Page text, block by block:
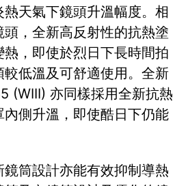
天氣下鏡頭升溫幅度。相
頭，全新高反射性的抗熱塗
熱，即使於烈日下長時間拍
低溫及可舒適使用。全新
(WIII) 亦同樣採用全新抗熱
側升溫，即使酷日下仍能
鏡筒設計亦能有效抑制導熱